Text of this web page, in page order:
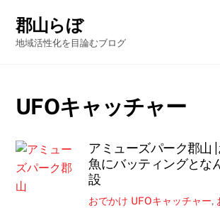
content
郡山らぼ
地域活性化を目論むブログ
UFOキャッチャー
アミューズパーク郡山 |
魚にバッティングとな
設
おでかけ UFOキャッチャー,